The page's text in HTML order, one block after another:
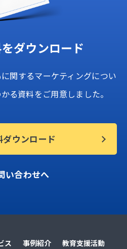
ダウンロード
関するマーケティングについ
る資料をご用意しました。
ダウンロード
い合わせへ
ス 事例紹介 教育支援活動